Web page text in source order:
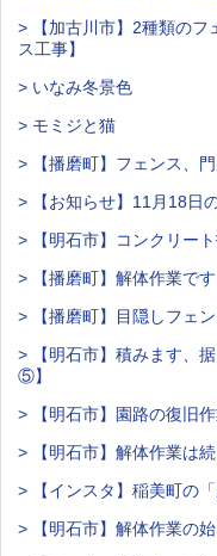
> 【加古川市】2種類のフ
ス工事】
> いなみ冬景色
> モミジと猫
> 【播磨町】フェンス、
> 【お知らせ】11月18日
> 【明石市】コンクリー
> 【播磨町】解体作業で
> 【播磨町】目隠しフェ
> 【明石市】積みます、
⑤】
> 【明石市】園路の復旧
> 【明石市】解体作業は
> 【インスタ】稲美町の
> 【明石市】解体作業の